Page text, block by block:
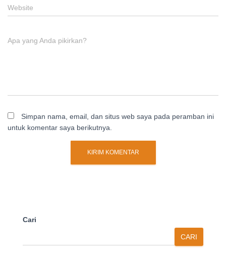
Website
Apa yang Anda pikirkan?
Simpan nama, email, dan situs web saya pada peramban ini
untuk komentar saya berikutnya.
Cari
CARI